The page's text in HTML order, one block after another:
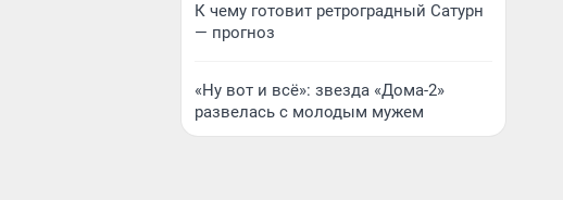
К чему готовит ретроградный Сатурн
— прогноз
«Ну вот и всё»: звезда «Дома-2»
развелась с молодым мужем